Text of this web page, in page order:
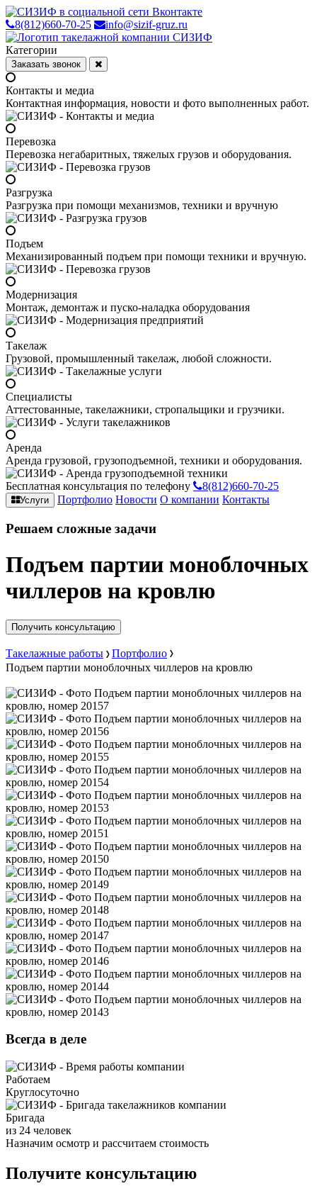
8(812)660-70-25 info@sizif-gruz.ru
Категории
Заказать звонок
Контакты и медиа
Контактная информация, новости и фото выполненных работ.
Перевозка
Перевозка негабаритных, тяжелых грузов и оборудования.
Разгрузка
Разгрузка при помощи механизмов, техники и вручную
Подъем
Механизированный подъем при помощи техники и вручную.
Модернизация
Монтаж, демонтаж и пуско-наладка оборудования
Такелаж
Грузовой, промышленный такелаж, любой сложности.
Специалисты
Аттестованные, такелажники, стропальщики и грузчики.
Аренда
Аренда грузовой, грузоподъемной, техники и оборудования.
Бесплатная консультация по телефону 8(812)660-70-25
Услуги Портфолио Новости О компании Контакты
Решаем сложные задачи
Подъем партии моноблочных
чиллеров на кровлю
Получить консультацию
Такелажные работы
Портфолио
Подъем партии моноблочных чиллеров на кровлю
Всегда в деле
Работаем
Круглосуточно
Бригада
из 24 человек
Назначим осмотр и рассчитаем стоимость
Получите консультацию